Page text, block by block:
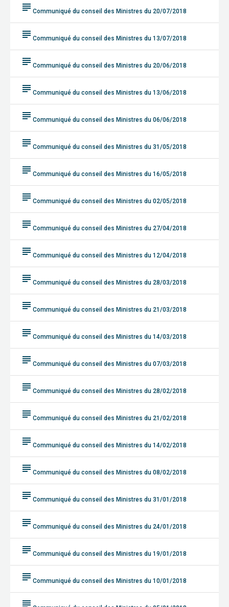
subject Communiqué du conseil des Ministres du 20/07/2018
subject Communiqué du conseil des Ministres du 13/07/2018
subject Communiqué du conseil des Ministres du 20/06/2018
subject Communiqué du conseil des Ministres du 13/06/2018
subject Communiqué du conseil des Ministres du 06/06/2018
subject Communiqué du conseil des Ministres du 31/05/2018
subject Communiqué du conseil des Ministres du 16/05/2018
subject Communiqué du conseil des Ministres du 02/05/2018
subject Communiqué du conseil des Ministres du 27/04/2018
subject Communiqué du conseil des Ministres du 12/04/2018
subject Communiqué du conseil des Ministres du 28/03/2018
subject Communiqué du conseil des Ministres du 21/03/2018
subject Communiqué du conseil des Ministres du 14/03/2018
subject Communiqué du conseil des Ministres du 07/03/2018
subject Communiqué du conseil des Ministres du 28/02/2018
subject Communiqué du conseil des Ministres du 21/02/2018
subject Communiqué du conseil des Ministres du 14/02/2018
subject Communiqué du conseil des Ministres du 08/02/2018
subject Communiqué du conseil des Ministres du 31/01/2018
subject Communiqué du conseil des Ministres du 24/01/2018
subject Communiqué du conseil des Ministres du 19/01/2018
subject Communiqué du conseil des Ministres du 10/01/2018
subject